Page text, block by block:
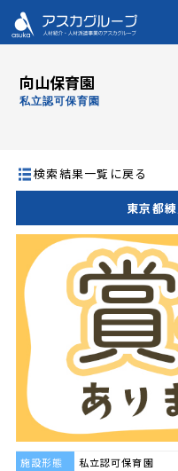
向山保育園
私立認可保育園
検索結果一覧に戻る
東京都
施設形態
私立認可保育園